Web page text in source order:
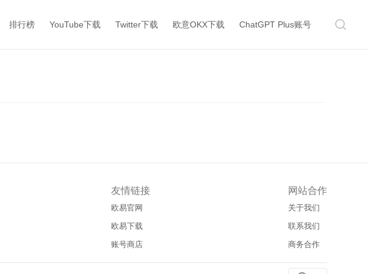
排行榜 YouTube下载 Twitter下载 欧意OKX下载 ChatGPT Plus账号
友情链接
欧易官网
欧易下载
账号商店
网站合作
关于我们
联系我们
商务合作